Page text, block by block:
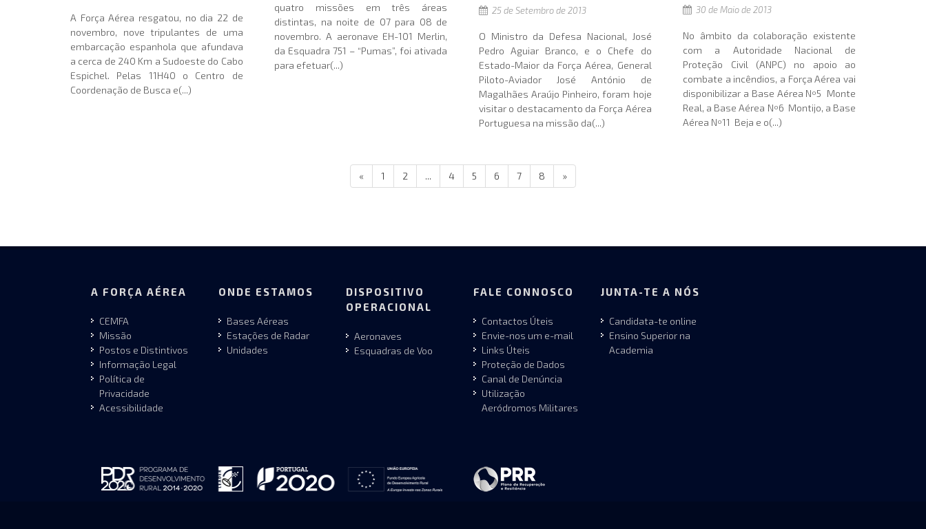
A Força Aérea resgatou, no dia 22 de
novembro, nove tripulantes de uma
embarcação espanhola que afundava
a cerca de 240 Km a Sudoeste do Cabo
Espichel. Pelas 11H40 o Centro de
Coordenação de Busca e(...)
quatro missões em três áreas
distintas, na noite de 07 para 08 de
novembro. A aeronave EH-101 Merlin,
da Esquadra 751 – “Pumas”, foi ativada
para efetuar(...)
25 de Setembro de 2013
O Ministro da Defesa Nacional, José
Pedro Aguiar Branco, e o Chefe do
Estado-Maior da Força Aérea, General
Piloto-Aviador José António de
Magalhães Araújo Pinheiro, foram hoje
visitar o destacamento da Força Aérea
Portuguesa na missão da(...)
30 de Maio de 2013
No âmbito da colaboração existente
com a Autoridade Nacional de
Proteção Civil (ANPC) no apoio ao
combate a incêndios, a Força Aérea vai
disponibilizar a Base Aérea Nº5  Monte
Real, a Base Aérea Nº6  Montijo, a Base
Aérea Nº11  Beja e o(...)
« 1 2 ... 4 5 6 7 8 »
A FORÇA AÉREA
CEMFA
Missão
Postos e Distintivos
Informação Legal
Política de
Privacidade
Acessibilidade
ONDE ESTAMOS
Bases Aéreas
Estações de Radar
Unidades
DISPOSITIVO
OPERACIONAL
Aeronaves
Esquadras de Voo
FALE CONNOSCO
Contactos Úteis
Envie-nos um e-mail
Links Úteis
Proteção de Dados
Canal de Denúncia
Utilização
Aeródromos Militares
JUNTA-TE A NÓS
Candidata-te online
Ensino Superior na
Academia